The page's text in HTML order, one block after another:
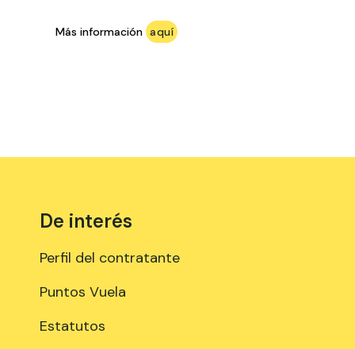
Más información aquí
De interés
Perfil del contratante
Puntos Vuela
Estatutos